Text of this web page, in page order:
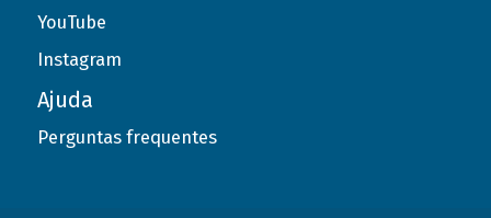
YouTube
Instagram
Ajuda
Perguntas frequentes